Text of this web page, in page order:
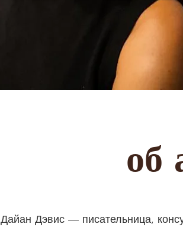
об
Дайан Дэвис — писательница,